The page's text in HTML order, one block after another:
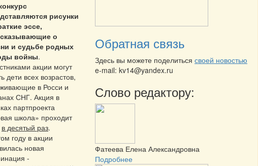
рисунки
эссе,
о
и судьбе родных
войны.
акции могут
дети всех возрастов,
в Росси и
СНГ. Акция в
партпроекта
школа» проходит
в десятый раз.
году в акции
новая
-
Обратная связь
Здесь вы можете поделиться своей новостью
e-mail: kv14@yandex.ru
Слово редактору:
Фатеева Елена Александровна
Подробнее